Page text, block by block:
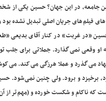
جامعه، در این جهان؟ حسین یکی از
فیلم های جریان اصلی تبدیل نشده
«در غربت» در کنار آقای بدیعی
وقعی نمی گذارد. جملاتی برای جلب
می گذرد و عملا هرزگی می کند. می
برخیزد و برود. ولی چنین نمی شود.
که ناکام و شکست خورده و (مهم تر از